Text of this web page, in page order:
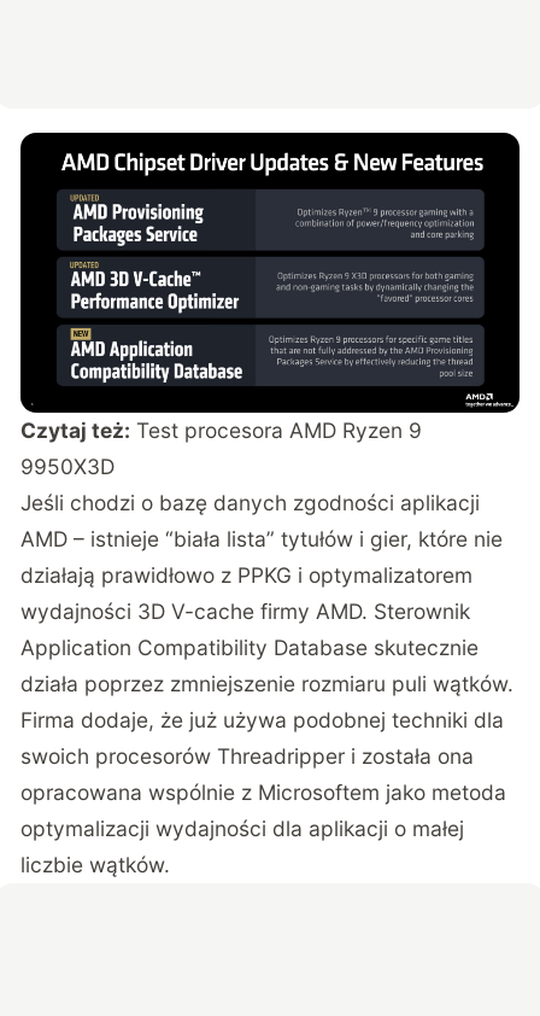
Czytaj też: Test procesora AMD Ryzen 9
9950X3D
Jeśli chodzi o bazę danych zgodności aplikacji
AMD – istnieje “biała lista” tytułów i gier, które nie
działają prawidłowo z PPKG i optymalizatorem
wydajności 3D V-cache firmy AMD. Sterownik
Application Compatibility Database skutecznie
działa poprzez zmniejszenie rozmiaru puli wątków.
Firma dodaje, że już używa podobnej techniki dla
swoich procesorów Threadripper i została ona
opracowana wspólnie z Microsoftem jako metoda
optymalizacji wydajności dla aplikacji o małej
liczbie wątków.